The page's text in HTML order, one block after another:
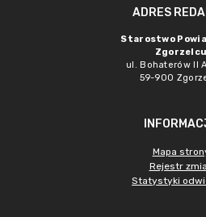
ADRES
Starostwo
Zgorzelcu
ul. Bohaterów II
59-900
Mapa
Rejestr
Statystyki